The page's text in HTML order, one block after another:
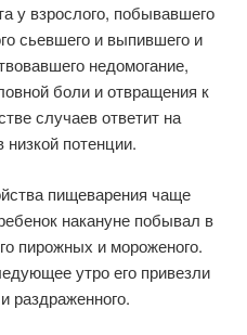
у взрослого, побывавшего
сьевшего и выпившего и
недомогание,
боли и отвращения к
случаев ответит на
потенции.
пищеварения чаще
накануне побывал в
пиро­жных и мороженого.
утро его привезли
раздраженного.